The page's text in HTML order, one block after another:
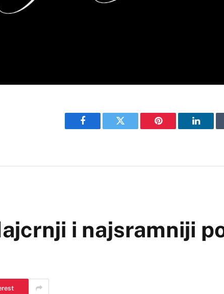
Facebook Twitter Pinterest
i najsramniji